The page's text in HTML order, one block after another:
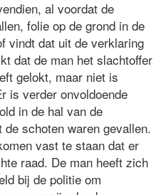
al voordat de
folie op de grond in de
vindt dat uit de verklaring
dat de man het slachtoffer
gelokt, maar niet is
is verder onvoldoende
in de hal van de
schoten waren gevallen.
vast te staan dat er
raad. De man heeft zich
bij de politie om